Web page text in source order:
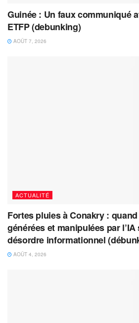
Guinée : Un faux communiqué
ETFP (debunking)
AOÛT 7, 2026
ACTUALITÉ
Fortes pluies à Conakry :
générées et manipulées par
désordre informationnel
AOÛT 4, 2026